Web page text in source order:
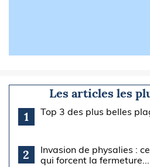
Les articles les
1
Top 3 des plus belles
2
Invasion de physalies :
qui forcent la fermeture...